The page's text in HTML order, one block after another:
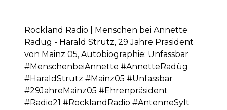
Rockland Radio | Menschen bei Annette
Radüg - Harald Strutz, 29 Jahre Präsident
von Mainz 05, Autobiographie: Unfassbar
#MenschenbeiAnnette #AnnetteRadüg
#HaraldStrutz #Mainz05 #Unfassbar
#29JahreMainz05 #Ehrenpräsident
#Radio21 #RocklandRadio #AntenneSylt